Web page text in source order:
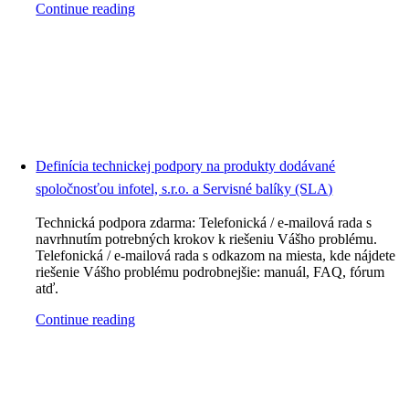
Continue reading
Definícia technickej podpory na produkty dodávané
spoločnosťou infotel, s.r.o. a Servisné balíky (SLA)
Technická podpora zdarma: Telefonická / e-mailová rada s
navrhnutím potrebných krokov k riešeniu Vášho problému.
Telefonická / e-mailová rada s odkazom na miesta, kde nájdete
riešenie Vášho problému podrobnejšie: manuál, FAQ, fórum
atď.
Continue reading